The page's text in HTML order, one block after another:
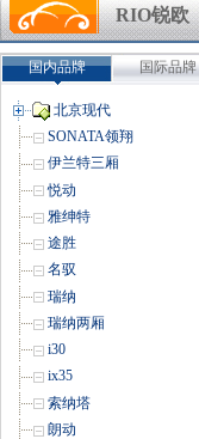
RIO锐欧
国内品牌 国际品牌
北京现代
SONATA领翔
伊兰特三厢
悦动
雅绅特
途胜
名驭
瑞纳
瑞纳两厢
i30
ix35
索纳塔
朗动